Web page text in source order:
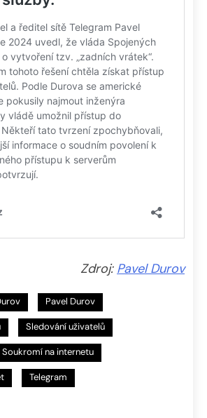
Zdroj: Pavel Durov
Pavel Durov
Sledování uživatelů
Soukromí na internetu
Telegram